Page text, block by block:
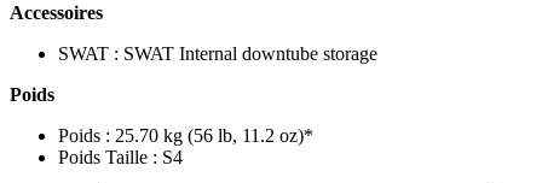
Accessoires
SWAT : SWAT Internal downtube storage
Poids
Poids : 25.70 kg (56 lb, 11.2 oz)*
Poids Taille : S4